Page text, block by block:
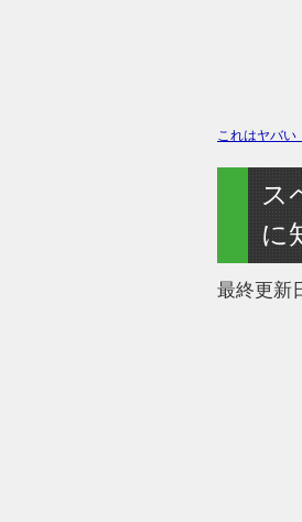
これはヤバい
ス
に
最終更新